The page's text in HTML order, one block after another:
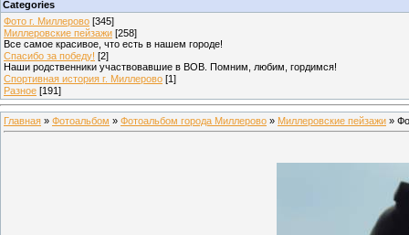
Categories
Фото г. Миллерово [345]
Миллеровские пейзажи [258]
Все самое красивое, что есть в нашем городе!
Спасибо за победу! [2]
Наши родственники участвовавшие в ВОВ. Помним, любим, гордимся!
Спортивная история г. Миллерово [1]
Разное [191]
Главная » Фотоальбом » Фотоальбом города Миллерово » Миллеровские пейзажи »